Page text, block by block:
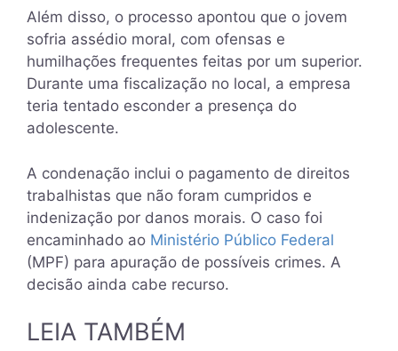
Além disso, o processo apontou que o jovem
sofria assédio moral, com ofensas e
humilhações frequentes feitas por um superior.
Durante uma fiscalização no local, a empresa
teria tentado esconder a presença do
adolescente.
A condenação inclui o pagamento de direitos
trabalhistas que não foram cumpridos e
indenização por danos morais. O caso foi
encaminhado ao Ministério Público Federal
(MPF) para apuração de possíveis crimes. A
decisão ainda cabe recurso.
LEIA TAMBÉM